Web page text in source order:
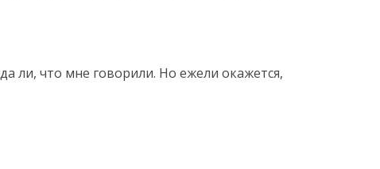
ли, что мне говорили. Но ежели окажется,